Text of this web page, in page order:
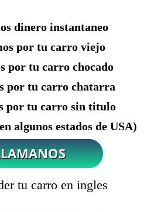
dinero instantaneo
por tu carro viejo
por tu carro chocado
por tu carro chatarra
por tu carro sin titulo
algunos estados de USA)
tu carro en ingles